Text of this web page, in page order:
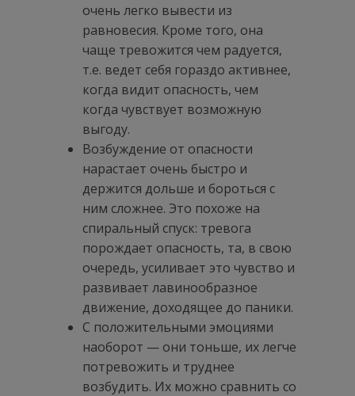
очень легко вывести из
равновесия. Кроме того, она
чаще тревожится чем радуется,
т.е. ведет себя гораздо активнее,
когда видит опасность, чем
когда чувствует возможную
выгоду.
Возбуждение от опасности
нарастает очень быстро и
держится дольше и бороться с
ним сложнее. Это похоже на
спиральный спуск: тревога
порождает опасность, та, в свою
очередь, усиливает это чувство и
развивает лавинообразное
движение, доходящее до паники.
С положительными эмоциями
наоборот — они тоньше, их легче
потревожить и труднее
возбудить. Их можно сравнить со